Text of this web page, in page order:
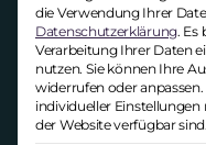
QUIET
Es scheint also
zu geben
die Verwendung Ihrer
Datenschutzerklärung. Es
Verarbeitung Ihrer Daten
nutzen. Sie können Ihre
widerrufen oder anpassen.
individueller
der Website verfügbar sind.